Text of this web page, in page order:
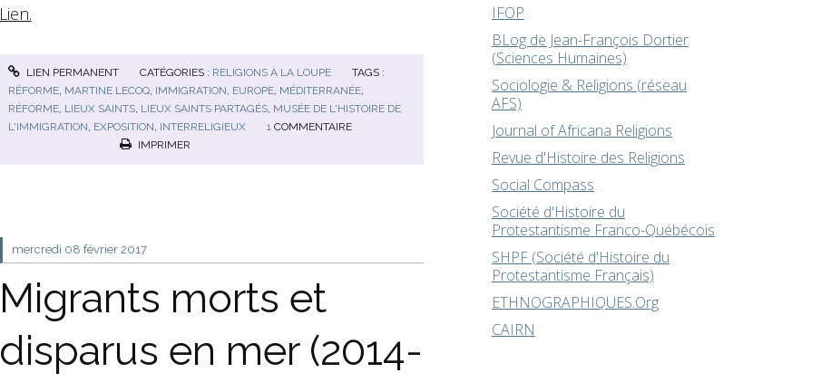
Lien.
LIEN PERMANENT CATÉGORIES : RELIGIONS À LA LOUPE
TAGS :
RÉFORME, MARTINE LECOQ, IMMIGRATION EUROPE, MÉDITERRANÉE,
RÉFORME, LIEUX SAINTS, LIEUX SAINTS PARTAGÉS, MUSÉE DE L'HISTOIRE DE
L'IMMIGRATION EXPOSITION INTERRELIGIEUX 1 COMMENTAIRE
IMPRIMER
mercredi 08 février 2017
Migrants morts et
disparus en mer (2014-
IFOP
BLog de Jean-François Dortier
(Sciences Humaines)
Sociologie & Religions (réseau
AFS)
Journal of Africana Religions
Revue d'Histoire des Religions
Social Compass
Société d'Histoire du
Protestantisme Franco-Québécois
SHPF (Société d'Histoire du
Protestantisme Français)
ETHNOGRAPHIQUES.Org
CAIRN